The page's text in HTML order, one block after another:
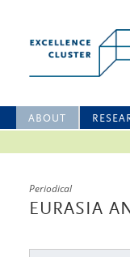
ABOUT
Periodical
EURASIA